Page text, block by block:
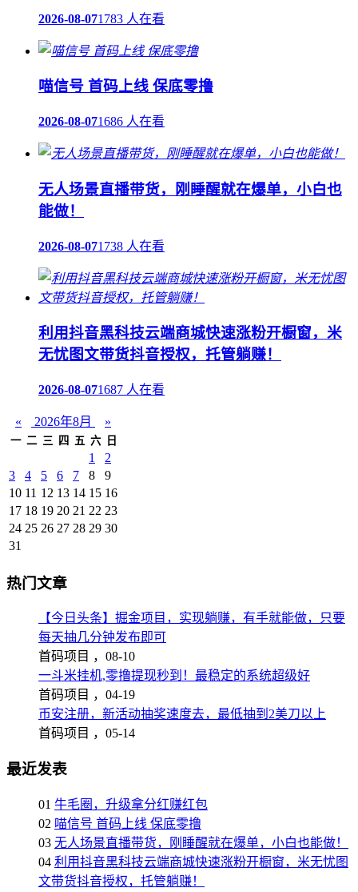
2026-08-071783 人在看
喵信号 首码上线 保底零撸
2026-08-071686 人在看
无人场景直播带货，刚睡醒就在爆单，小白也
能做！
2026-08-071738 人在看
利用抖音黑科技云端商城快速涨粉开橱窗，米
无忧图文带货抖音授权，托管躺赚！
2026-08-071687 人在看
« 2026年8月 »
一 二 三 四 五 六 日
1
2
3
4 5 6 7 8
9
10 11 12 13 14 15 16
17 18 19 20 21 22 23
24 25 26 27 28 29 30
31
热门文章
【今日头条】掘金项目，实现躺赚，有手就能做，只要
每天抽几分钟发布即可
首码项目 ， 08-10
一斗米挂机,零撸提现秒到！最稳定的系统超级好
首码项目 ， 04-19
币安注册，新活动抽奖速度去，最低抽到2美刀以上
首码项目 ， 05-14
最近发表
01 牛毛圈，升级拿分红赚红包
02 喵信号 首码上线 保底零撸
03 无人场景直播带货，刚睡醒就在爆单，小白也能做！
04 利用抖音黑科技云端商城快速涨粉开橱窗，米无忧图
文带货抖音授权，托管躺赚！